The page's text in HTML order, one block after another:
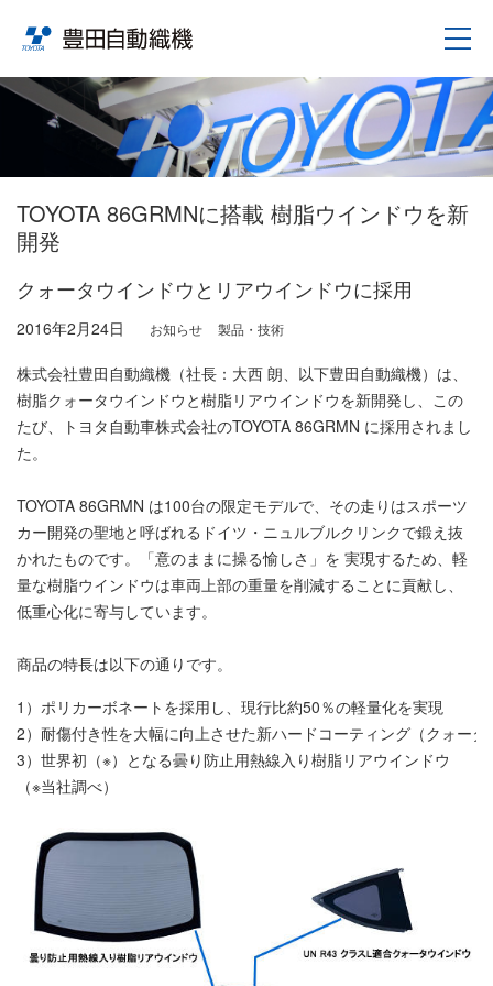
TOYOTA 86GRMNに搭載 樹脂ウインドウを新
開発
クォータウインドウとリアウインドウに採用
2016年2月24日 お知らせ 製品・技術
株式会社豊田自動織機（社長：大西 朗、以下豊田自動織機）は、
樹脂クォータウインドウと樹脂リアウインドウを新開発し、この
たび、トヨタ自動車株式会社のTOYOTA 86GRMN に採用されまし
た。
TOYOTA 86GRMN は100台の限定モデルで、その走りはスポーツ
カー開発の聖地と呼ばれるドイツ・ニュルブルクリンクで鍛え抜
かれたものです。「意のままに操る愉しさ」を 実現するため、軽
量な樹脂ウインドウは車両上部の重量を削減することに貢献し、
低重心化に寄与しています。
商品の特長は以下の通りです。
1） ポリカーボネートを採用し、現行比約50％の軽量化を実現
2） 耐傷付き性を大幅に向上させた新ハードコーティング（クォー
3） 世界初（※）となる曇り防止用熱線入り樹脂リアウインドウ
（※当社調べ）